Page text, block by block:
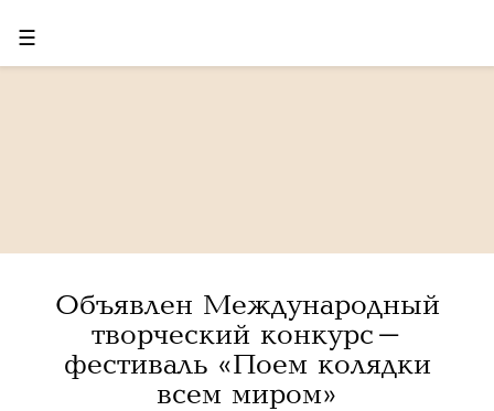
☰
Объявлен Международный
творческий конкурс-
фестиваль «Поем колядки
всем миром»